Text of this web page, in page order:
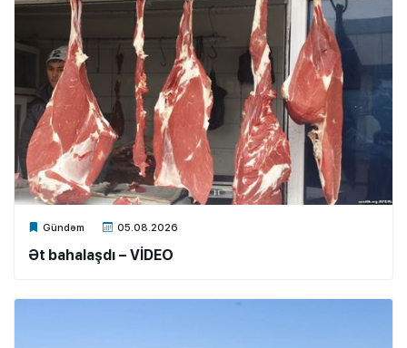
Gündəm 05.08.2026
Xalq.Online
Ət bahalaşdı – VİDEO